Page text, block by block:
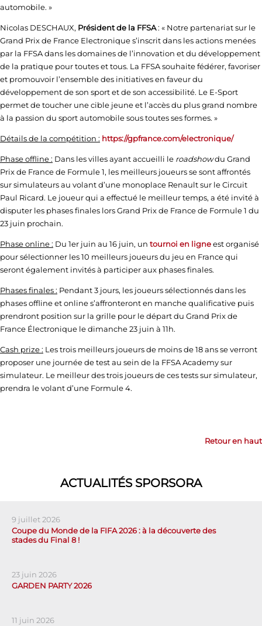
automobile. »
Nicolas DESCHAUX, Président de la FFSA: « Notre partenariat sur le
Grand Prix de France Electronique s’inscrit dans les actions menées
par la FFSA dans les domaines de l’innovation et du développement
de la pratique pour toutes et tous. La FFSA souhaite fédérer, favoriser
et promouvoir l’ensemble des initiatives en faveur du
développement de son sport et de son accessibilité. Le E-Sport
permet de toucher une cible jeune et l’accès du plus grand nombre
à la passion du sport automobile sous toutes ses formes. »
Détails de la compétition : https://gpfrance.com/electronique/
Phase offline : Dans les villes ayant accueilli le roadshowdu Grand
Prix de France de Formule 1, les meilleurs joueurs se sont affrontés
sur simulateurs au volant d’une monoplace Renault sur le Circuit
Paul Ricard. Le joueur qui a effectué le meilleur temps, a été invité à
disputer les phases finales lors Grand Prix de France de Formule 1 du
23 juin prochain.
Phase online : Du 1er juin au 16 juin, un tournoi en ligneest organisé
pour sélectionner les 10 meilleurs joueurs du jeu en France qui
seront également invités à participer aux phases finales.
Phases finales : Pendant 3 jours, les joueurs sélectionnés dans les
phases offline et online s’affronteront en manche qualificative puis
prendront position sur la grille pour le départ du Grand Prix de
France Électronique le dimanche 23 juin à 11h.
Cash prize : Les trois meilleurs joueurs de moins de 18 ans se verront
proposer une journée de test au sein de la FFSA Academy sur
simulateur. Le meilleur des trois joueurs de ces tests sur simulateur,
prendra le volant d’une Formule 4.
Retour en haut
ACTUALITÉS SPORSORA
9 juillet 2026
Coupe du Monde de la FIFA 2026 : à la découverte des
stades du Final 8 !
23 juin 2026
GARDEN PARTY 2026
11 juin 2026